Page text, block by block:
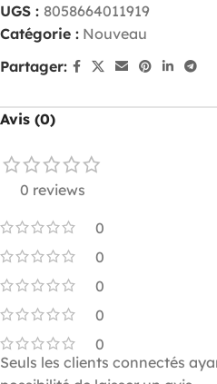
UGS : 8058664011919
Catégorie : Nouveau
Partager:
Avis (0)
0 reviews
0
0
0
0
0
Seuls les clients connectés